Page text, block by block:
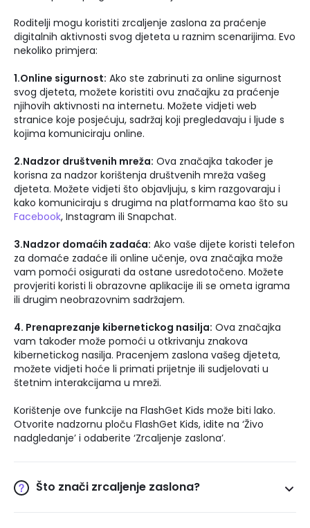
Roditelji mogu koristiti zrcaljenje zaslona za praćenje
digitalnih aktivnosti svog djeteta u raznim scenarijima. Evo
nekoliko primjera:
1.Online sigurnost: Ako ste zabrinuti za online sigurnost
svog djeteta, možete koristiti ovu značajku za praćenje
njihovih aktivnosti na internetu. Možete vidjeti web
stranice koje posjećuju, sadržaj koji pregledavaju i ljude s
kojima komuniciraju online.
2.Nadzor društvenih mreža: Ova značajka također je
korisna za nadzor korištenja društvenih mreža vašeg
djeteta. Možete vidjeti što objavljuju, s kim razgovaraju i
kako komuniciraju s drugima na platformama kao što su
Facebook, Instagram ili Snapchat.
3.Nadzor domaćih zadaća: Ako vaše dijete koristi telefon
za domaće zadaće ili online učenje, ova značajka može
vam pomoći osigurati da ostane usredotočeno. Možete
provjeriti koristi li obrazovne aplikacije ili se ometa igrama
ili drugim neobrazovnim sadržajem.
4. Prenaprezanje kibernetickog nasilja: Ova značajka
vam također može pomoći u otkrivanju znakova
kibernetickog nasilja. Pracenjem zaslona vašeg djeteta,
možete vidjeti hoće li primati prijetnje ili sudjelovati u
štetnim interakcijama u mreži.
Korištenje ove funkcije na FlashGet Kids može biti lako.
Otvorite nadzornu ploču FlashGet Kids, idite na ‘Živo
nadgledanje’ i odaberite ‘Zrcaljenje zaslona’.
Što znači zrcaljenje zaslona?
prikaz jednog uređaja (poput mobilnog telefona) na